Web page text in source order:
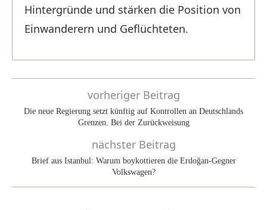
Hintergründe und stärken die Position von
Einwanderern und Geflüchteten.
vorheriger Beitrag
Die neue Regierung setzt künftig auf Kontrollen an Deutschlands
Grenzen. Bei der Zurückweisung
nächster Beitrag
Brief aus Istanbul: Warum boykottieren die Erdoğan-Gegner
Volkswagen?